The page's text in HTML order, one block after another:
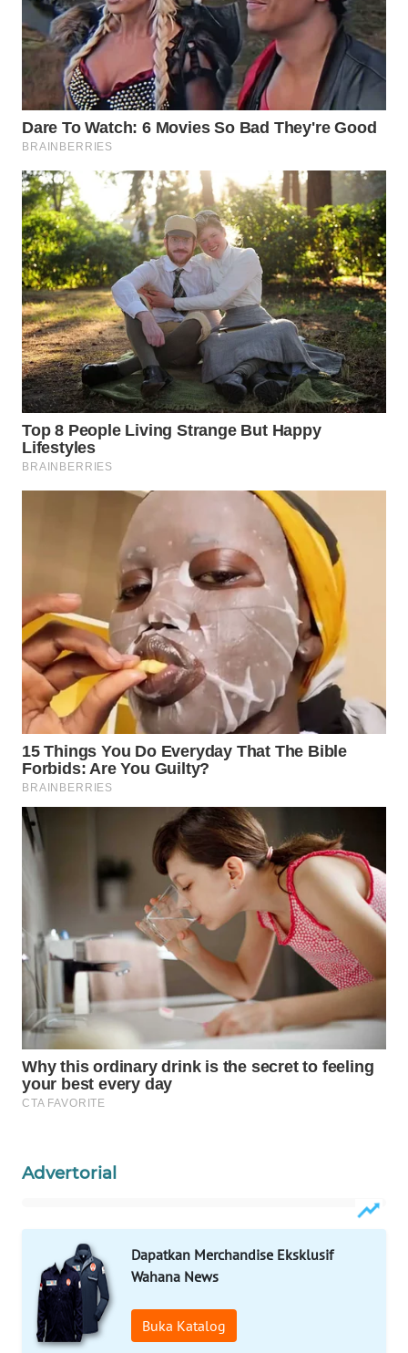
Advertorial
Dapatkan Merchandise Eksklusif
Wahana News
Buka Katalog
WN
NATUNA
WN
BINTAN
WN
MANDALIKA
WN
LIKUPANG
WN
LABUANBAJO
WN
BORNEO
Wahana
Media
TANI
WAHANA
ADVOKAT
WAHANA
INFRASTRUKTUR
WAHANA
KONSUMEN
WAHANA
TRAVEL
WAHANA
TV
WAHANANEWS
ID
WAHANA
SPORT
WAHANA
UMKM